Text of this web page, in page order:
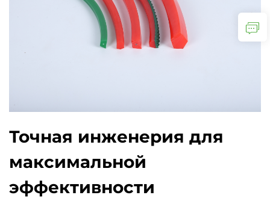
Точная инженерия для
максимальной
эффективности